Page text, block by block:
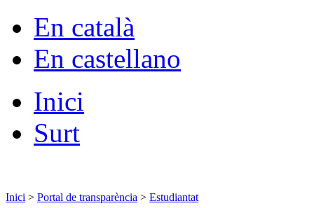
En català
En castellano
Inici
Surt
Inici > Portal de transparència > Estudiantat